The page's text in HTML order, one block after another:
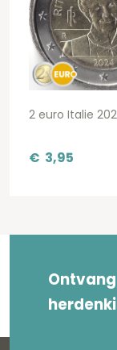
2 euro Italie
€ 3,95
Ontvang